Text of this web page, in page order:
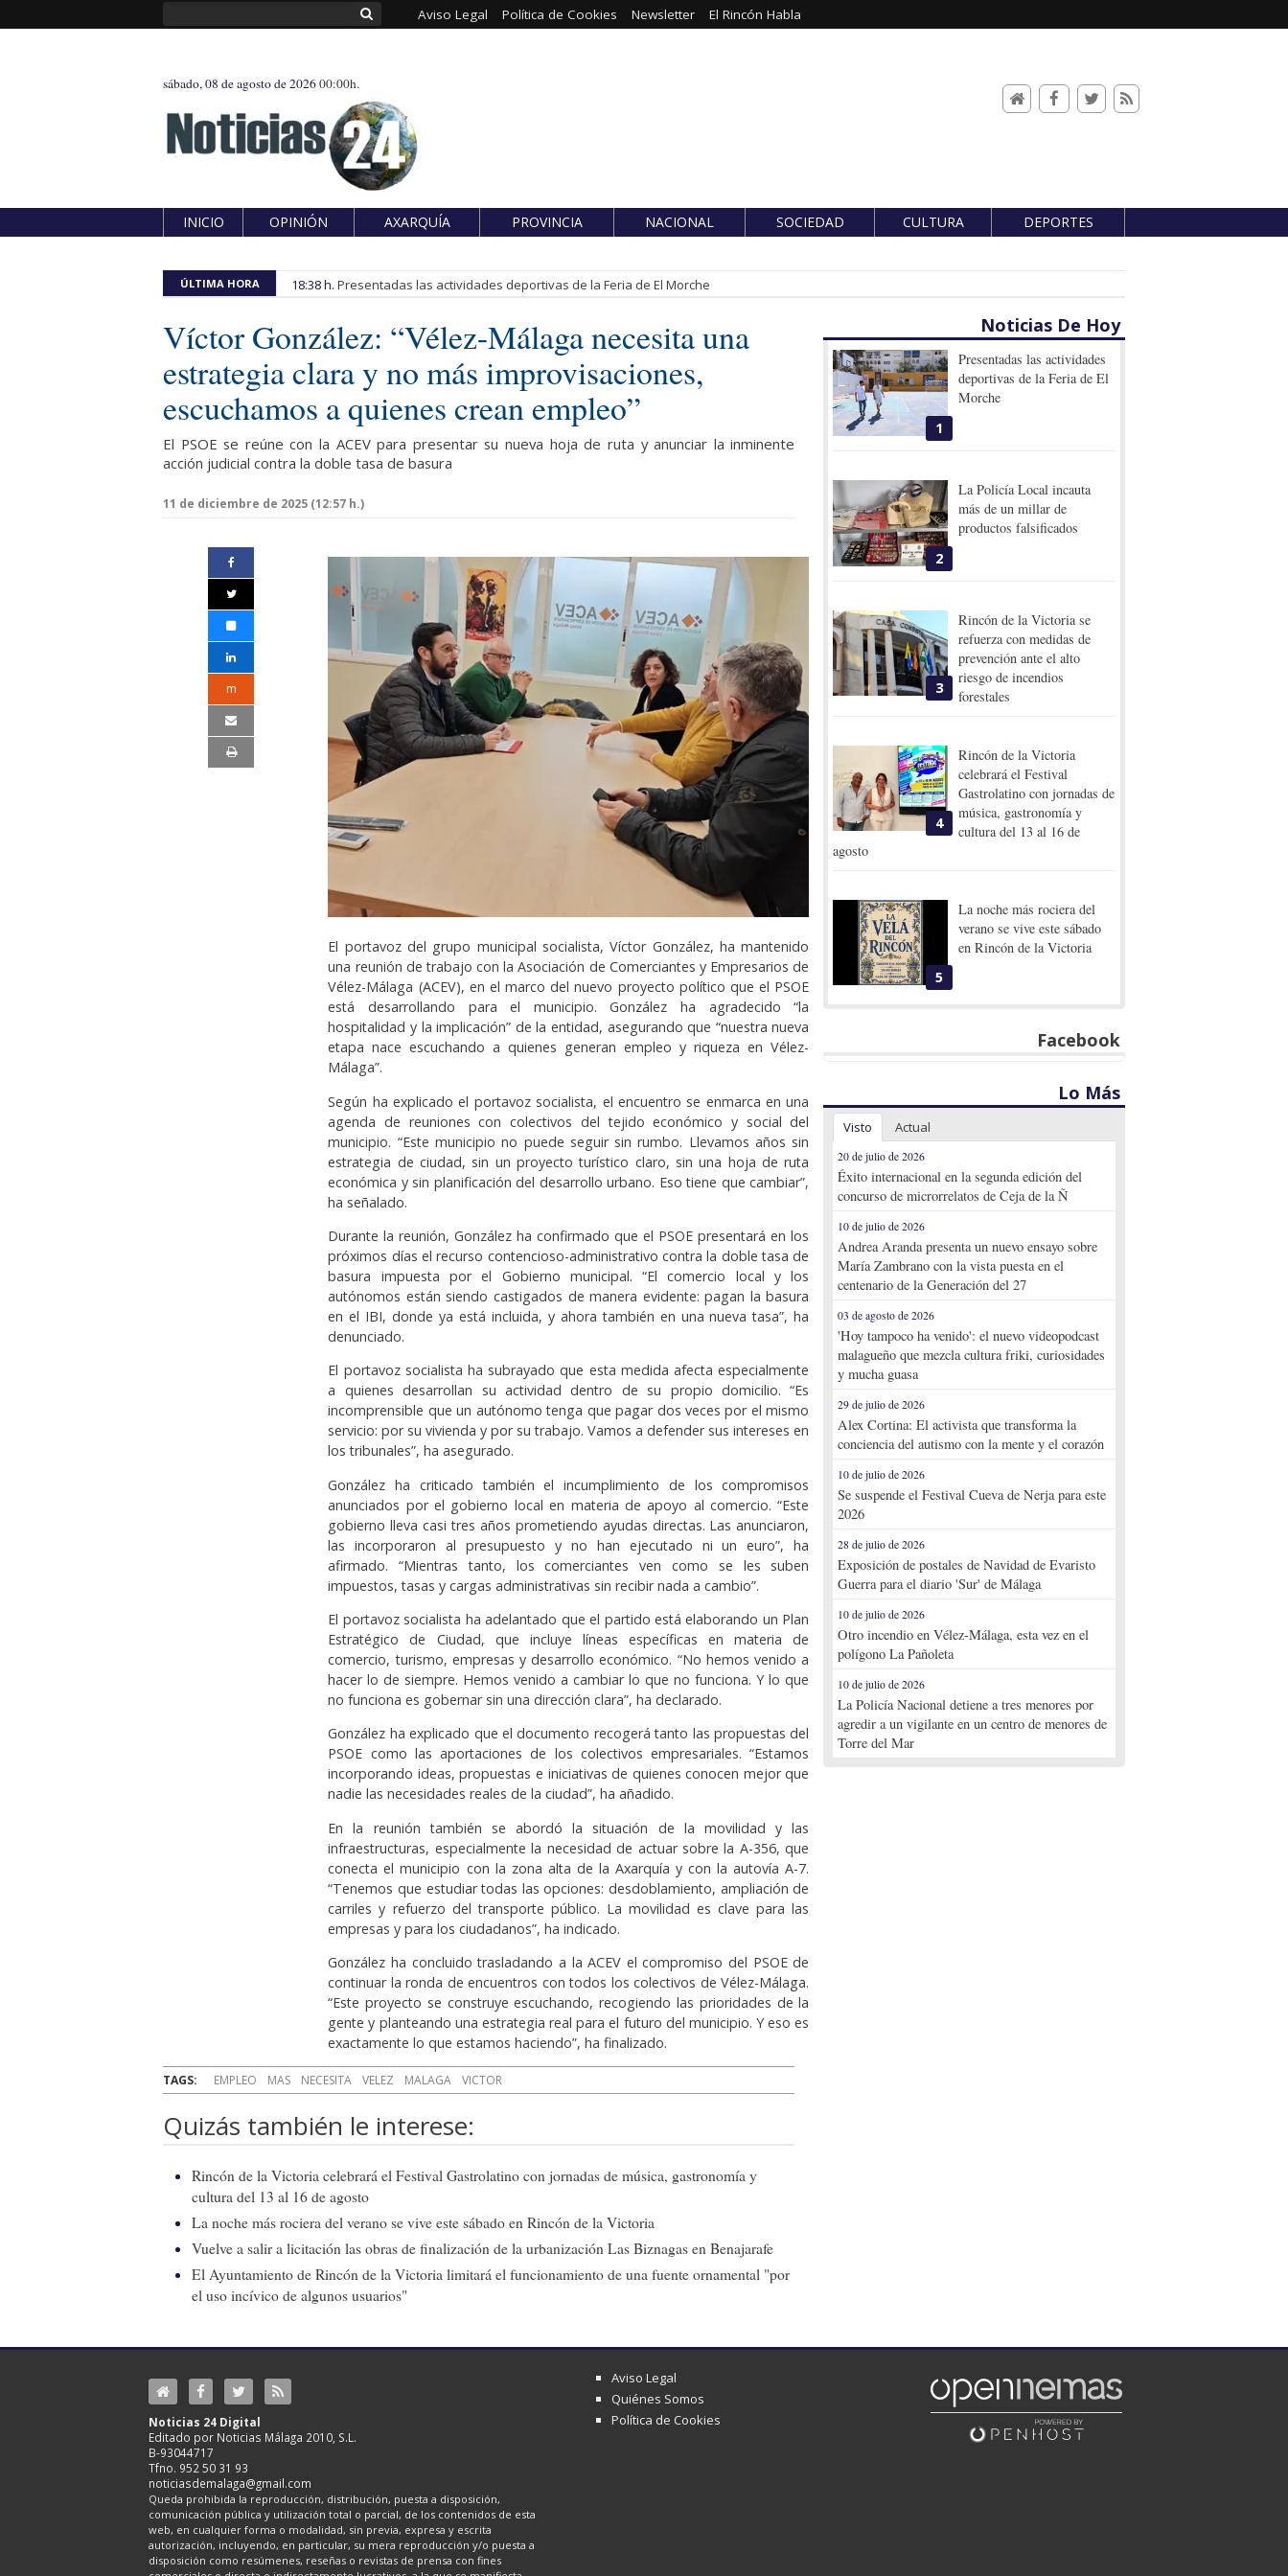
Aviso Legal Política de Cookies Newsletter El Rincón Habla
sábado, 08 de agosto de 202600:00h.
INICIO OPINIÓN AXARQUÍA PROVINCIA NACIONAL SOCIEDAD CULTURA DEPORTES
ÚLTIMA HORA 18:38 h. Presentadas las actividades deportivas de la Feria de El Morche
Víctor González: “Vélez-Málaga necesita una
estrategia clara y no más improvisaciones,
escuchamos a quienes crean empleo”
El PSOE se reúne con la ACEV para presentar su nueva hoja de ruta y anunciar la inminente
acción judicial contra la doble tasa de basura
11 de diciembre de 2025 (12:57 h.)
m
El portavoz del grupo municipal socialista, Víctor González, ha mantenido
una reunión de trabajo con la Asociación de Comerciantes y Empresarios de
Vélez-Málaga (ACEV), en el marco del nuevo proyecto político que el PSOE
está desarrollando para el municipio. González ha agradecido “la
hospitalidad y la implicación” de la entidad, asegurando que “nuestra nueva
etapa nace escuchando a quienes generan empleo y riqueza en Vélez-
Málaga”.
Según ha explicado el portavoz socialista, el encuentro se enmarca en una
agenda de reuniones con colectivos del tejido económico y social del
municipio. “Este municipio no puede seguir sin rumbo. Llevamos años sin
estrategia de ciudad, sin un proyecto turístico claro, sin una hoja de ruta
económica y sin planificación del desarrollo urbano. Eso tiene que cambiar”,
ha señalado.
Durante la reunión, González ha confirmado que el PSOE presentará en los
próximos días el recurso contencioso-administrativo contra la doble tasa de
basura impuesta por el Gobierno municipal. “El comercio local y los
autónomos están siendo castigados de manera evidente: pagan la basura
en el IBI, donde ya está incluida, y ahora también en una nueva tasa”, ha
denunciado.
El portavoz socialista ha subrayado que esta medida afecta especialmente
a quienes desarrollan su actividad dentro de su propio domicilio. “Es
incomprensible que un autónomo tenga que pagar dos veces por el mismo
servicio: por su vivienda y por su trabajo. Vamos a defender sus intereses en
los tribunales”, ha asegurado.
González ha criticado también el incumplimiento de los compromisos
anunciados por el gobierno local en materia de apoyo al comercio. “Este
gobierno lleva casi tres años prometiendo ayudas directas. Las anunciaron,
las incorporaron al presupuesto y no han ejecutado ni un euro”, ha
afirmado. “Mientras tanto, los comerciantes ven como se les suben
impuestos, tasas y cargas administrativas sin recibir nada a cambio”.
El portavoz socialista ha adelantado que el partido está elaborando un Plan
Estratégico de Ciudad, que incluye líneas específicas en materia de
comercio, turismo, empresas y desarrollo económico. “No hemos venido a
hacer lo de siempre. Hemos venido a cambiar lo que no funciona. Y lo que
no funciona es gobernar sin una dirección clara”, ha declarado.
González ha explicado que el documento recogerá tanto las propuestas del
PSOE como las aportaciones de los colectivos empresariales. “Estamos
incorporando ideas, propuestas e iniciativas de quienes conocen mejor que
nadie las necesidades reales de la ciudad”, ha añadido.
En la reunión también se abordó la situación de la movilidad y las
infraestructuras, especialmente la necesidad de actuar sobre la A-356, que
conecta el municipio con la zona alta de la Axarquía y con la autovía A-7.
“Tenemos que estudiar todas las opciones: desdoblamiento, ampliación de
carriles y refuerzo del transporte público. La movilidad es clave para las
empresas y para los ciudadanos”, ha indicado.
González ha concluido trasladando a la ACEV el compromiso del PSOE de
continuar la ronda de encuentros con todos los colectivos de Vélez-Málaga.
“Este proyecto se construye escuchando, recogiendo las prioridades de la
gente y planteando una estrategia real para el futuro del municipio. Y eso es
exactamente lo que estamos haciendo”, ha finalizado.
TAGS: EMPLEO MAS NECESITA VELEZ MALAGA VICTOR
Quizás también le interese:
Rincón de la Victoria celebrará el Festival Gastrolatino con jornadas de música, gastronomía y
cultura del 13 al 16 de agosto
La noche más rociera del verano se vive este sábado en Rincón de la Victoria
Vuelve a salir a licitación las obras de finalización de la urbanización Las Biznagas en Benajarafe
El Ayuntamiento de Rincón de la Victoria limitará el funcionamiento de una fuente ornamental "por
el uso incívico de algunos usuarios"
Noticias De Hoy
1
Presentadas las actividades
deportivas de la Feria de El
Morche
2
La Policía Local incauta
más de un millar de
productos falsificados
3
Rincón de la Victoria se
refuerza con medidas de
prevención ante el alto
riesgo de incendios
forestales
4
Rincón de la Victoria
celebrará el Festival
Gastrolatino con jornadas de
música, gastronomía y
cultura del 13 al 16 de
agosto
5
La noche más rociera del
verano se vive este sábado
en Rincón de la Victoria
Facebook
Lo Más
Visto Actual
20 de julio de 2026
Éxito internacional en la segunda edición del
concurso de microrrelatos de Ceja de la Ñ
10 de julio de 2026
Andrea Aranda presenta un nuevo ensayo sobre
María Zambrano con la vista puesta en el
centenario de la Generación del 27
03 de agosto de 2026
'Hoy tampoco ha venido': el nuevo videopodcast
malagueño que mezcla cultura friki, curiosidades
y mucha guasa
29 de julio de 2026
Alex Cortina: El activista que transforma la
conciencia del autismo con la mente y el corazón
10 de julio de 2026
Se suspende el Festival Cueva de Nerja para este
2026
28 de julio de 2026
Exposición de postales de Navidad de Evaristo
Guerra para el diario 'Sur' de Málaga
10 de julio de 2026
Otro incendio en Vélez-Málaga, esta vez en el
polígono La Pañoleta
10 de julio de 2026
La Policía Nacional detiene a tres menores por
agredir a un vigilante en un centro de menores de
Torre del Mar
Noticias 24 Digital
Editado por Noticias Málaga 2010, S.L.
B-93044717
Tfno. 952 50 31 93
noticiasdemalaga@gmail.com
Queda prohibida la reproducción, distribución, puesta a disposición,
comunicación pública y utilización total o parcial, de los contenidos de esta
web, en cualquier forma o modalidad, sin previa, expresa y escrita
autorización, incluyendo, en particular, su mera reproducción y/o puesta a
disposición como resúmenes, reseñas o revistas de prensa con fines
Aviso Legal
Quiénes Somos
Política de Cookies